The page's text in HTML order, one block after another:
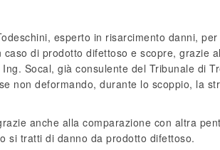
esperto in risarcimento danni, per
di prodotto difettoso e scopre, grazie
Socal, già consulente del Tribunale di
non deformando, durante lo scoppio, la
anche alla comparazione con altra
si tratti di danno da prodotto difettoso.